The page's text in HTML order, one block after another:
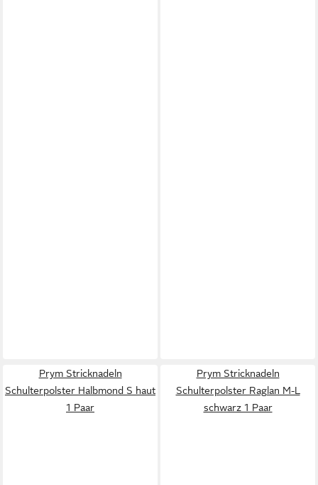
Prym Stricknadeln
Schulterpolster Halbmond S haut
1 Paar
Prym Stricknadeln
Schulterpolster Raglan M-L
schwarz 1 Paar